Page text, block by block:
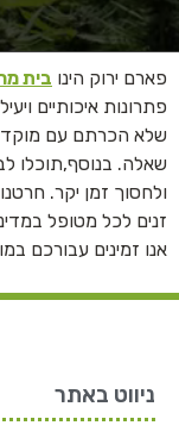
פארם ירוק הינו בית
פתרונות איכותיים
שלא הכרתם עם מוקד
שאלה. בנוסף,תוכלו
ולחסוך זמן יקר.
זנים לכל מטופל
אנו זמינים עבורכם במוקד
ניווט באתר